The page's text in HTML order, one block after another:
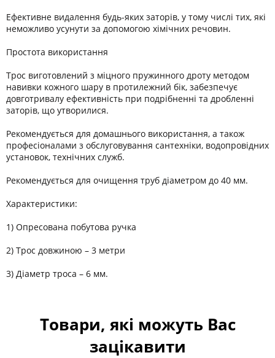
Ефективне видалення будь-яких заторів, у тому числі тих, які
неможливо усунути за допомогою хімічних речовин.
Простота використання
Трос виготовлений з міцного пружинного дроту методом
навивки кожного шару в протилежний бік, забезпечує
довготривалу ефективність при подрібненні та дробленні
заторів, що утворилися.
Рекомендується для домашнього використання, а також
професіоналами з обслуговування сантехніки, водопровідних
установок, технічних служб.
Рекомендується для очищення труб діаметром до 40 мм.
Характеристики:
1) Опресована побутова ручка
2) Трос довжиною – 3 метри
3) Діаметр троса – 6 мм.
Товари, які можуть Вас
зацікавити